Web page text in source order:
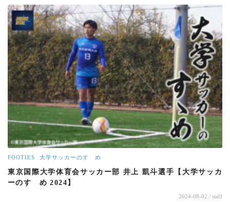
FOOTIES 大学サッカーのすゝめ
東京国際大学体育会サッカー部 井上 凱斗選手【大学サッカ
ーのすゝめ 2024】
2024-08-02 / staff